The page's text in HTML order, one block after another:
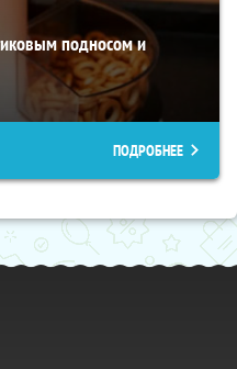
подносом и
ПОДРОБНЕЕ